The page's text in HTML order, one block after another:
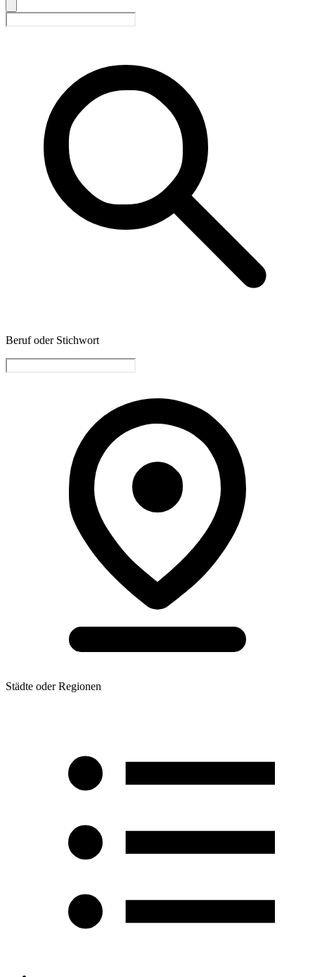
Beruf oder Stichwort
Städte oder Regionen